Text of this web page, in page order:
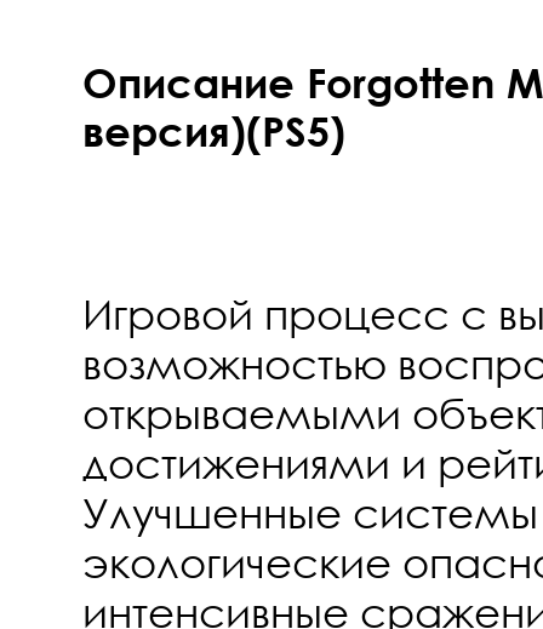
Описание Forgotten
версия)(PS5)
Игровой процесс с
возможностью
открываемыми
достижениями и
Улучшенные системы
экологические
интенсивные